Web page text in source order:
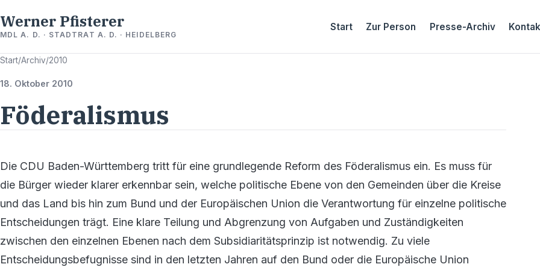
Werner Pfisterer
MDL A. D. · STADTRAT A. D. · HEIDELBERG
Start Zur Person Presse-Archiv
Start/Archiv/2010
18. Oktober 2010
Föderalismus
Die CDU Baden-Württemberg tritt für eine grundlegende Reform des Föderalismus ein. Es muss für
die Bürger wieder klarer erkennbar sein, welche politische Ebene von den Gemeinden über die Kreise
und das Land bis hin zum Bund und der Europäischen Union die Verantwortung für einzelne politische
Entscheidungen trägt. Eine klare Teilung und Abgrenzung von Aufgaben und Zuständigkeiten
zwischen den einzelnen Ebenen nach dem Subsidiaritätsprinzip ist notwendig. Zu viele
Entscheidungsbefugnisse sind in den letzten Jahren auf den Bund oder die Europäische Union